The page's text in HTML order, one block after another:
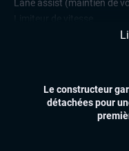
Lane assist (maintien de
Radars de stationnement
Climatisation automatique
Démarrage mains libres
Le constructeur
détachées pour